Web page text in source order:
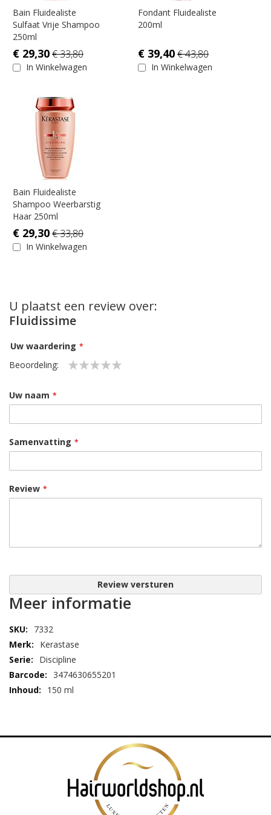
direct beschermt is tegen de hitte die stylingtools zoals een
föhn of stylingtang veroorzaken.
Bain Fluidealiste
Sulfaat Vrije Shampoo
250ml
€ 29,30€ 33,80
In Winkelwagen
Fondant Fluidealiste
200ml
€ 39,40€ 43,80
In Winkelwagen
Bain Fluidealiste
Shampoo Weerbarstig
Haar 250ml
€ 29,30€ 33,80
In Winkelwagen
U plaatst een review over:
Fluidissime
Uw waardering
Beoordeling:
Uw naam
Samenvatting
Review
Review versturen
Meer informatie
7332
Kerastase
Discipline
3474630655201
150 ml